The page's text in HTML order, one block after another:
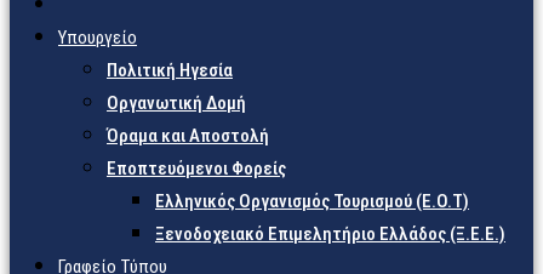
Υπουργείο
Πολιτική Ηγεσία
Οργανωτική Δομή
Όραμα και Αποστολή
Εποπτευόμενοι Φορείς
Eλληνικός Οργανισμός Τουρισμού (Ε.Ο.Τ)
Ξενοδοχειακό Επιμελητήριο Ελλάδος (Ξ.Ε.Ε.)
Γραφείο Τύπου